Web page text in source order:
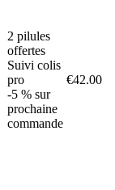
2 pilules
offertes
Suivi colis
pro
-5 % sur
prochaine
commande
€42.00